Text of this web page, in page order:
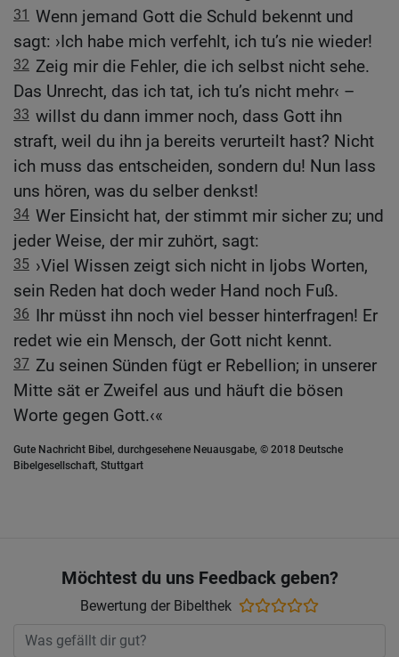
31 Wenn jemand Gott die Schuld bekennt und
sagt: ›Ich habe mich verfehlt, ich tu’s nie wieder!
32 Zeig mir die Fehler, die ich selbst nicht sehe.
Das Unrecht, das ich tat, ich tu’s nicht mehr‹ –
33 willst du dann immer noch, dass Gott ihn
straft, weil du ihn ja bereits verurteilt hast? Nicht
ich muss das entscheiden, sondern du! Nun lass
uns hören, was du selber denkst!
34 Wer Einsicht hat, der stimmt mir sicher zu; und
jeder Weise, der mir zuhört, sagt:
35 ›Viel Wissen zeigt sich nicht in Ijobs Worten,
sein Reden hat doch weder Hand noch Fuß.
36 Ihr müsst ihn noch viel besser hinterfragen! Er
redet wie ein Mensch, der Gott nicht kennt.
37 Zu seinen Sünden fügt er Rebellion; in unserer
Mitte sät er Zweifel aus und häuft die bösen
Worte gegen Gott.‹«
Gute Nachricht Bibel, durchgesehene Neuausgabe, © 2018 Deutsche
Bibelgesellschaft, Stuttgart
Möchtest du uns Feedback geben?
Bewertung der Bibelthek